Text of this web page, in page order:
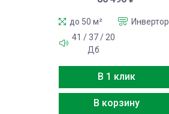
до 50 м²
Инвертор
41 / 37 / 20
Дб
В 1 клик
В корзину